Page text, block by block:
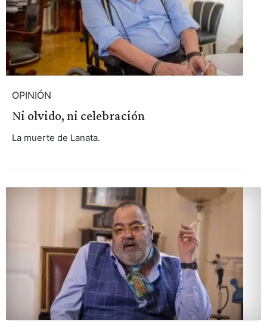
OPINIÓN
Ni olvido, ni celebración
La muerte de Lanata.